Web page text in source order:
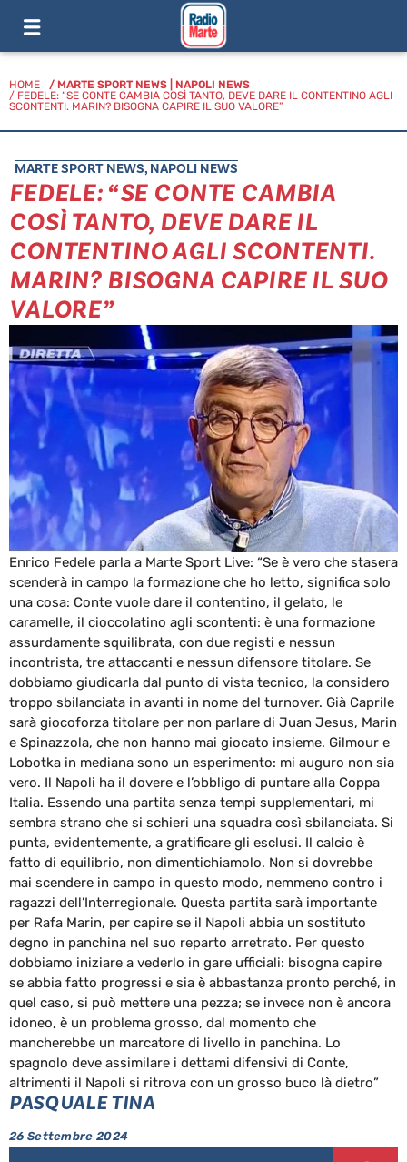
HOME / MARTE SPORT NEWS
NAPOLI NEWS
/ FEDELE: “SE CONTE CAMBIA COSÌ TANTO, DEVE DARE IL CONTENTINO AGLI
SCONTENTI. MARIN? BISOGNA CAPIRE IL SUO VALORE”
MARTE SPORT NEWS, NAPOLI NEWS
FEDELE: “SE CONTE CAMBIA
COSÌ TANTO, DEVE DARE IL
CONTENTINO AGLI SCONTENTI.
MARIN? BISOGNA CAPIRE IL SUO
VALORE”
Enrico Fedele parla a Marte Sport Live: “Se è vero che stasera
scenderà in campo la formazione che ho letto, significa solo
una cosa: Conte vuole dare il contentino, il gelato, le
caramelle, il cioccolatino agli scontenti: è una formazione
assurdamente squilibrata, con due registi e nessun
incontrista, tre attaccanti e nessun difensore titolare. Se
dobbiamo giudicarla dal punto di vista tecnico, la considero
troppo sbilanciata in avanti in nome del turnover. Già Caprile
sarà giocoforza titolare per non parlare di Juan Jesus, Marin
e Spinazzola, che non hanno mai giocato insieme. Gilmour e
Lobotka in mediana sono un esperimento: mi auguro non sia
vero. Il Napoli ha il dovere e l’obbligo di puntare alla Coppa
Italia. Essendo una partita senza tempi supplementari, mi
sembra strano che si schieri una squadra così sbilanciata. Si
punta, evidentemente, a gratificare gli esclusi. Il calcio è
fatto di equilibrio, non dimentichiamolo. Non si dovrebbe
mai scendere in campo in questo modo, nemmeno contro i
ragazzi dell’Interregionale. Questa partita sarà importante
per Rafa Marin, per capire se il Napoli abbia un sostituto
degno in panchina nel suo reparto arretrato. Per questo
dobbiamo iniziare a vederlo in gare ufficiali: bisogna capire
se abbia fatto progressi e sia è abbastanza pronto perché, in
quel caso, si può mettere una pezza; se invece non è ancora
idoneo, è un problema grosso, dal momento che
mancherebbe un marcatore di livello in panchina. Lo
spagnolo deve assimilare i dettami difensivi di Conte,
altrimenti il Napoli si ritrova con un grosso buco là dietro”
PASQUALE TINA
26 Settembre 2024